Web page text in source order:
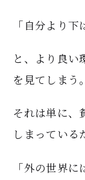
「自分より下
と、より良い
を見てしまう。
それは単に、
しまっている
「外の世界